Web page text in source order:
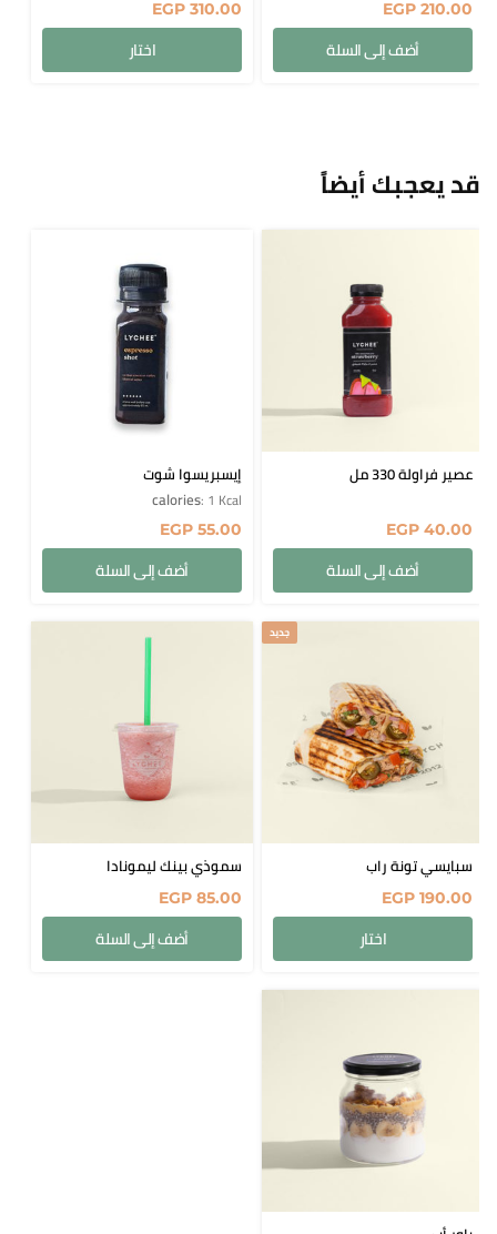
EGP 210.00
أضف إلى السلة
EGP 310.00
اختار
قد يعجبك أيضاً
عصير فراولة 330 مل
EGP 40.00
أضف إلى السلة
إيسبريسوا شوت
EGP 55.00
أضف إلى السلة
calories: 1 Kcal
جديد
سبايسي تونة راب
EGP 190.00
اختار
سموذي بينك ليمونادا
EGP 85.00
أضف إلى السلة